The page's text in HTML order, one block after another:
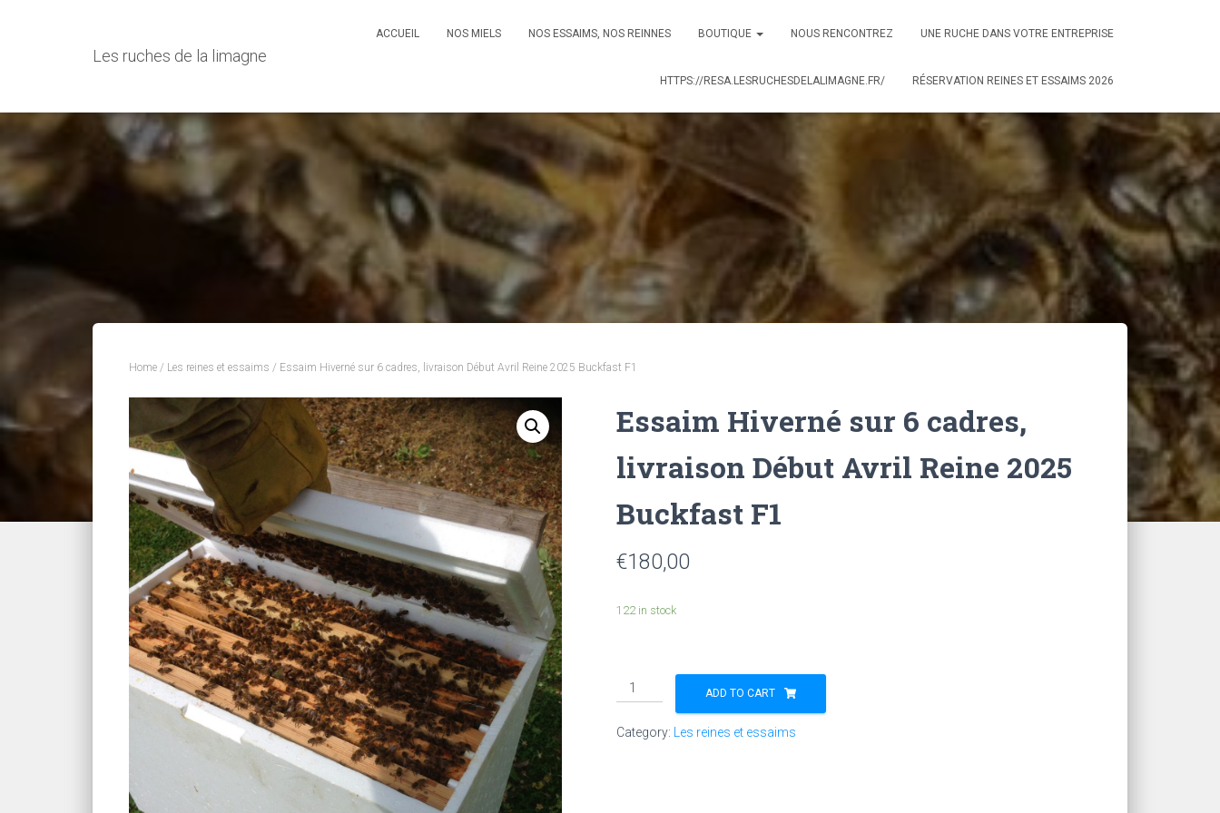
Les ruches de la limagne
ACCUEIL NOS MIELS NOS ESSAIMS, NOS REINNES BOUTIQUE NOUS RENCONTREZ UNE RUCHE DANS VOTRE ENTREPRISE
HTTPS://RESA.LESRUCHESDELALIMAGNE.FR/ RÉSERVATION REINES ET ESSAIMS 2026
Home / Les reines et essaims / Essaim Hiverné sur 6 cadres, livraison Début Avril Reine 2025 Buckfast F1
Essaim Hiverné sur 6 cadres,
livraison Début Avril Reine 2025
Buckfast F1
€180,00
122 in stock
Essaim
Hiverné
ADD TO CART
Category: Les reines et essaims